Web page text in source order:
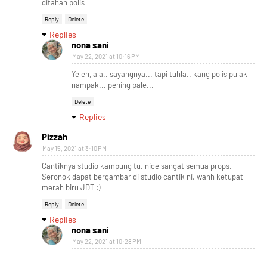
ditahan polis
Reply Delete
Replies
nona sani
May 22, 2021 at 10:16 PM
Ye eh, ala.. sayangnya... tapi tuhla.. kang polis pulak
nampak... pening pale...
Delete
Replies
Pizzah
May 15, 2021 at 3:10 PM
Cantiknya studio kampung tu. nice sangat semua props.
Seronok dapat bergambar di studio cantik ni. wahh ketupat
merah biru JDT :)
Reply Delete
Replies
nona sani
May 22, 2021 at 10:28 PM